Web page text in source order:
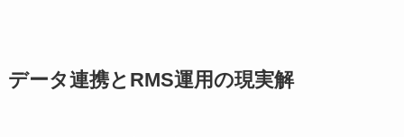
データ連携とRMS運用の現実解